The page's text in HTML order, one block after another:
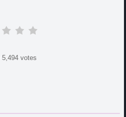
5,494 votes